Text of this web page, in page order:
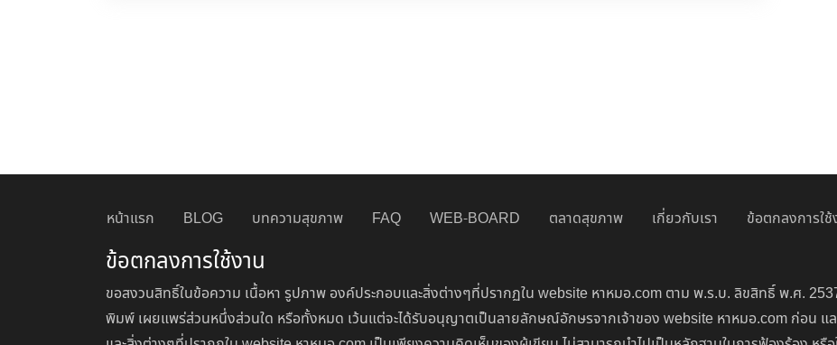
หน้าแรก BLOG บทความสุขภาพ FAQ WEB-BOARD ตลาดสุขภาพ เกี่ยวกับเรา ข้อตกลงการใช้
ข้อตกลงการใช้งาน
ขอสงวนสิทธิ์ในข้อความ เนื้อหา รูปภาพ องค์ประกอบและสิ่งต่างๆที่ปรากฏใน website หาหมอ.com ตาม พ.ร.บ. ลิขสิทธิ์ พ.ศ.
พิมพ์ เผยแพร่ส่วนหนึ่งส่วนใด หรือทั้งหมด เว้นแต่จะได้รับอนุญาตเป็นลายลักษณ์อักษรจากเจ้าของ website หาหมอ.com ก่อน แ